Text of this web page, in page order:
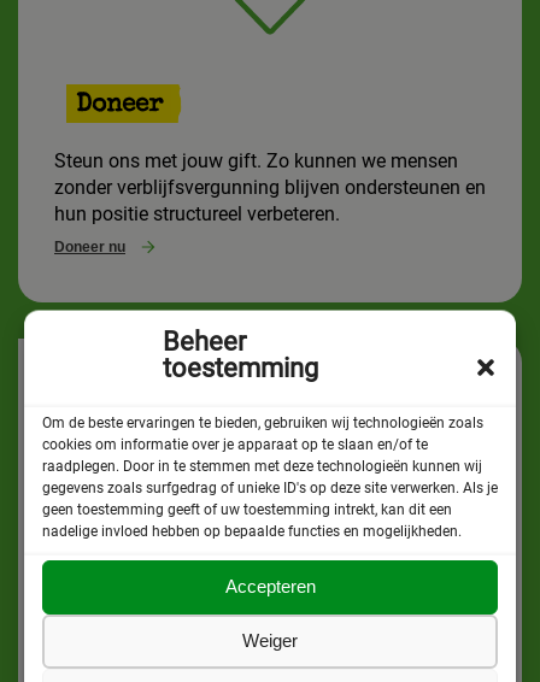
Beheer
toestemming
Om de beste ervaringen te bieden, gebruiken wij technologieën zoals
cookies om informatie over je apparaat op te slaan en/of te
raadplegen. Door in te stemmen met deze technologieën kunnen wij
gegevens zoals surfgedrag of unieke ID's op deze site verwerken. Als je
geen toestemming geeft of uw toestemming intrekt, kan dit een
nadelige invloed hebben op bepaalde functies en mogelijkheden.
Accepteren
Weiger
Doneer
Steun ons met jouw gift. Zo kunnen we mensen
zonder verblijfsvergunning blijven ondersteunen en
hun positie structureel verbeteren.
Doneer nu
Word vrijwilliger
Zet je in als vrijwilliger. Alleen met de hulp van
vrijwilligers kunnen we mensen zonder
verblijfsvergunning blijven ondersteunen en hun
positie structureel verbeteren.